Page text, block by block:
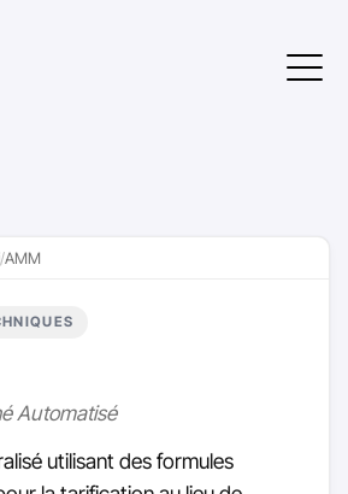
AMM
Automatisé
utilisant des formules